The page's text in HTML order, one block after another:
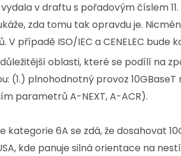
vydala v draftu s pořadovým číslem
zda tomu tak opravdu je.
V případě ISO/IEC a CENELEC
oblasti, které se podílí na
(1.) plnohodnotný provoz
parametrů A-NEXT, A-ACR).
kategorie 6A se zdá, že dosahovat
kde panuje silná orientace na